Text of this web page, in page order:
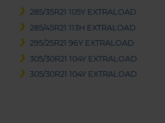
285/35R21 105Y EXTRALOAD
285/45R21 113H EXTRALOAD
295/25R21 96Y EXTRALOAD
305/30R21 104Y EXTRALOAD
305/30R21 104Y EXTRALOAD